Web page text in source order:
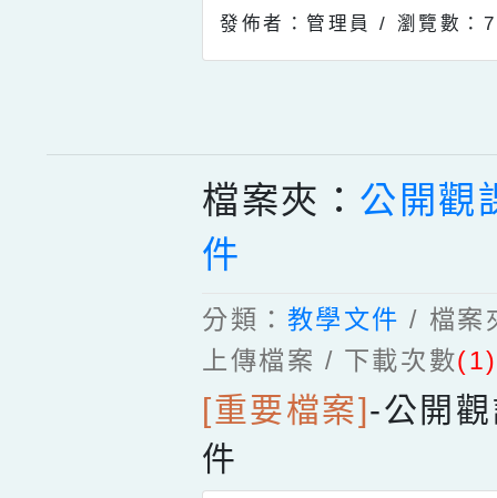
發佈者：管理員 / 瀏覽數：
檔案夾： 公開觀
件
分類： 教學文件 / 檔案
上傳檔案 / 下載次數(1)
[重要檔案]-公開
件